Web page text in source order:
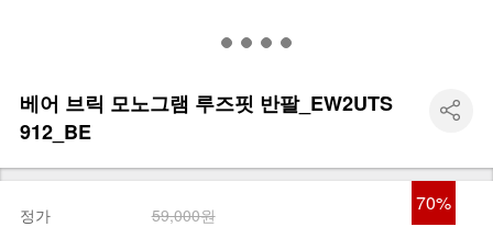
베어 브릭 모노그램 루즈핏 반팔_EW2UTS
912_BE
70%
정가
59,000원